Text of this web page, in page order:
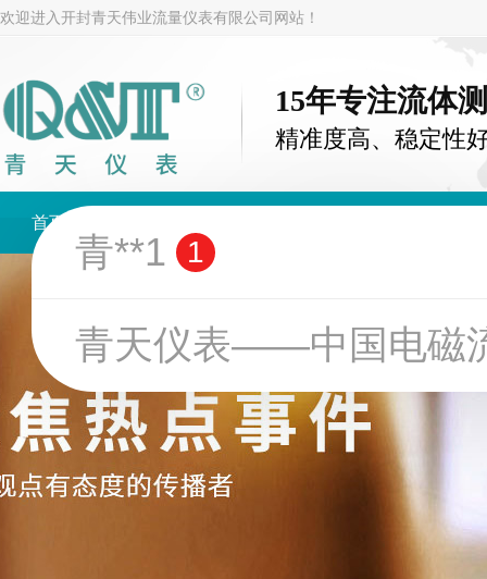
欢迎进入开封青天伟业流量仪表有限公司网站！
15年专注流体
精准度高、稳定性
首页